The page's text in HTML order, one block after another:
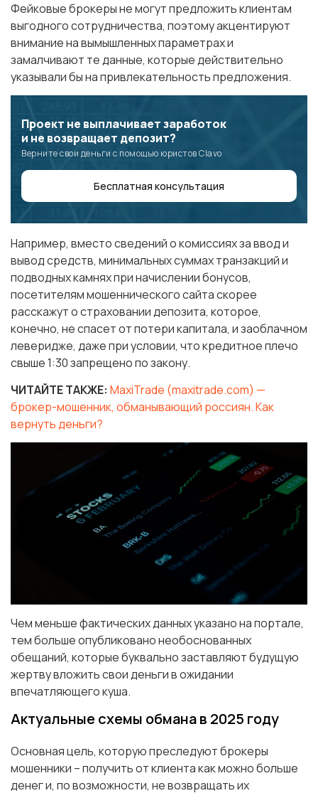
Фейковые брокеры не могут предложить клиентам
выгодного сотрудничества, поэтому акцентируют
внимание на вымышленных параметрах и
замалчивают те данные, которые действительно
указывали бы на привлекательность предложения.
Проект не выплачивает заработок
и не возвращает депозит?
Верните свои деньги с помощью юристов Clavo
Бесплатная консультация
Например, вместо сведений о комиссиях за ввод и
вывод средств, минимальных суммах транзакций и
подводных камнях при начислении бонусов,
посетителям мошеннического сайта скорее
расскажут о страховании депозита, которое,
конечно, не спасет от потери капитала, и заоблачном
леверидже, даже при условии, что кредитное плечо
свыше 1:30 запрещено по закону.
ЧИТАЙТЕ ТАКЖЕ: MaxiTrade (maxitrade.com) —
брокер-мошенник, обманывающий россиян. Как
вернуть деньги?
Чем меньше фактических данных указано на портале,
тем больше опубликовано необоснованных
обещаний, которые буквально заставляют будущую
жертву вложить свои деньги в ожидании
впечатляющего куша.
Актуальные схемы обмана в 2025 году
Основная цель, которую преследуют брокеры
мошенники – получить от клиента как можно больше
денег и, по возможности, не возвращать их